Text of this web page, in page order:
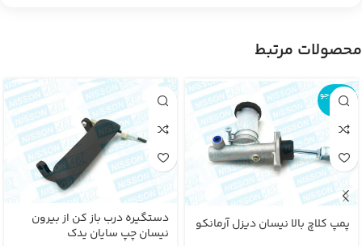
محصولات مرتبط
اتمام موجو
دی
پمپ کلاچ بالا نیسان دیزل آرمانکو
دستگیره درب باز کن از بیرون
نیسان چپ سایان یدک